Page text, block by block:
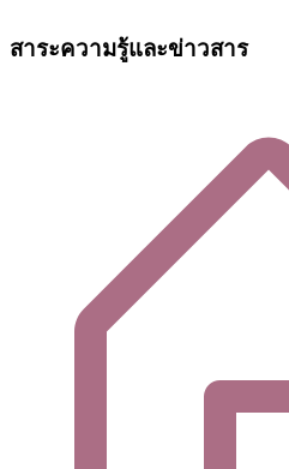
สาระความรู้และข่าวสาร